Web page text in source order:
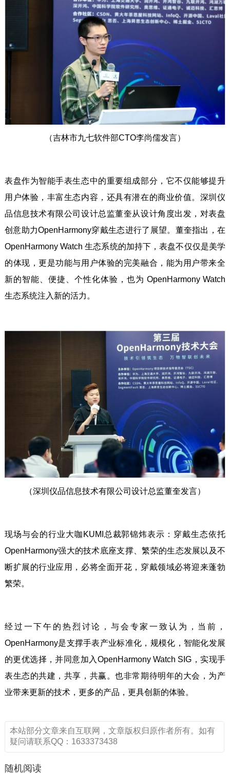
（吉林市九七软件部CTO李尚儒发言）
表盘作为智能手表生态中的重要组成部分，它不仅能够提升
用户体验，丰富生态内容，还具有潜在的商业价值。深圳仪
品信息技术有限公司设计总监董奎从设计角度出发，对表盘
创意助力OpenHarmony穿戴生态进行了展望。董奎指出，在
OpenHarmony Watch 生态系统的加持下，表盘不仅仅是美学
的体现，更是功能与用户体验的完美融合，能为用户带来全
新的智能、便捷、个性化体验，也为 OpenHarmony Watch
生态系统注入新的活力。
（深圳仪品信息技术有限公司设计总监董奎发言）
现场与会的行业大咖KUMI总裁郭锦炜表示：穿戴生态依托
OpenHarmony强大的技术底座支撑、繁荣的生态发展以及不
断扩展的行业应用，必将全面开花，穿戴领域必将迎来蓬勃
繁荣。
经过一下午的热烈讨论，与会专家一致认为，当前，
OpenHarmony是支撑手表产业标准化，规模化，智能化发展
的更优选择，并同意加入OpenHarmony Watch SIG，实现手
表生态的共建，共享，共赢。也非常期待明年的大会，为产
业带来更新的技术，更多的产品，更具创新的体验。
本站部分文章来自互联网，文章版权归原作者所有。如有
疑问请联系QQ：1633373438
随机阅读